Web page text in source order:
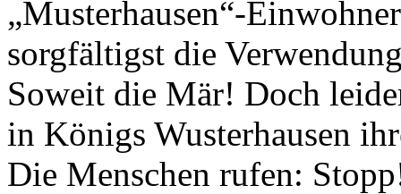
„Musterhausen“-
sorgfältigst die
Soweit die Mär! Doch
in Königs Wusterhausen
Die Menschen rufen: